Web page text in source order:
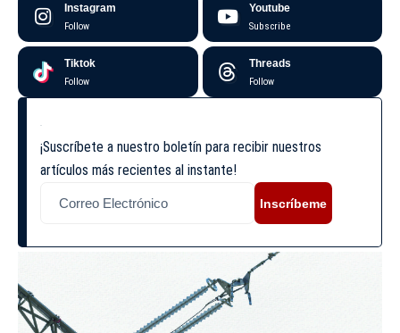
Instagram
Follow
Youtube
Subscribe
Tiktok
Follow
Threads
Follow
¡Suscríbete a nuestro boletín para recibir nuestros
artículos más recientes al instante!
Inscríbeme